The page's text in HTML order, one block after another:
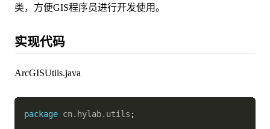
类，方便GIS程序员进行开发使用。
实现代码
ArcGISUtils.java
package cn. hylab. utils ;